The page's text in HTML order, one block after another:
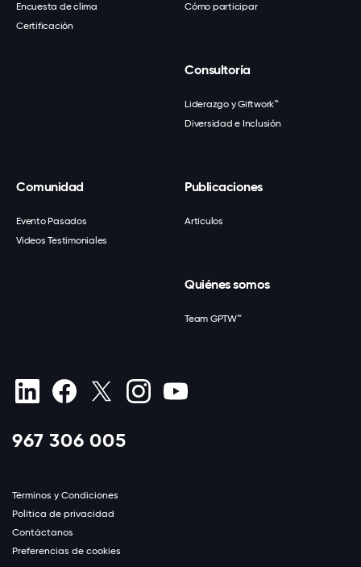
Encuesta de clima
Certificación
Cómo participar
Consultoría
Liderazgo y Giftwork™
Diversidad e Inclusión
Comunidad
Evento Pasados
Videos Testimoniales
Publicaciones
Artículos
Quiénes somos
Team GPTW™
967 306 005
Términos y Condiciones
Política de privacidad
Contáctanos
Preferencias de cookies